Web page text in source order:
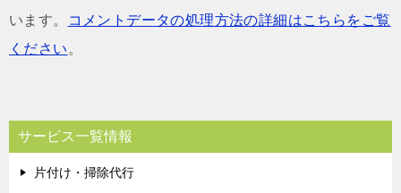
います。
コメントデータの処理方法の詳細はこちらをご覧
ください 。
サービス一覧情報
片付け・掃除代行